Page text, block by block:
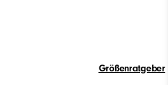
Größenratgeber